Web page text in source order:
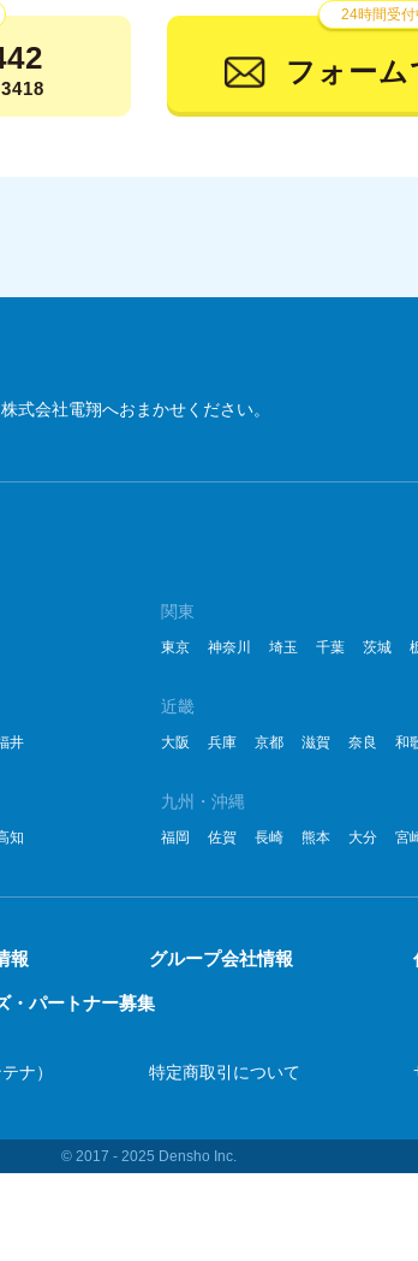
24時間受付
フォーム
式会社電翔へおまかせください。
関東
東京 神奈川 埼玉 千葉 茨城
井
近畿
大阪 兵庫 京都 滋賀 奈良 和
知
九州・沖縄
福岡 佐賀 長崎 熊本 大分 宮
報 グループ会社情報
・パートナー募集
ナ） 特定商取引について
© 2017 ‐ 2025 Densho Inc.